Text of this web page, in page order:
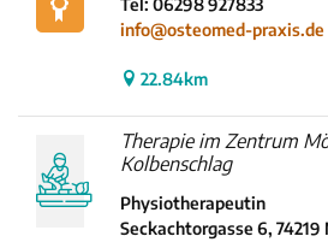
Tel: 06298 927833
info@osteomed-praxis.de
22.84km
Therapie im Zentrum
Kolbenschlag
Physiotherapeutin
Seckachtorgasse 6, 74219